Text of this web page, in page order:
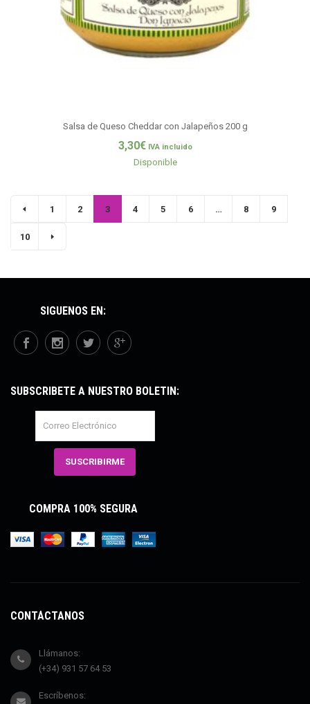
Salsa de Queso Cheddar con Jalapeños 200 g
3,30€ IVA incluido
Disponible
1 2 3 4 5 6 … 8 9
10
SÍGUENOS EN:
SUBSCRÍBETE A NUESTRO BOLETÍN:
COMPRA 100% SEGURA
CONTÁCTANOS
Llámanos:
(+34) 931 57 64 53
Escríbenos: